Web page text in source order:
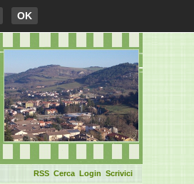
Scrivici
Login
Cerca
RSS
OK